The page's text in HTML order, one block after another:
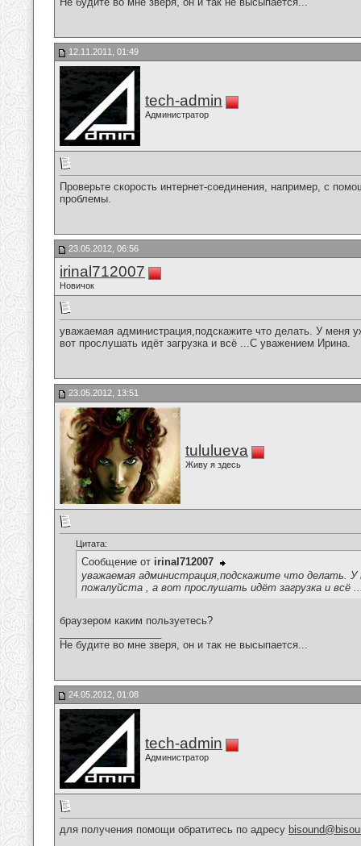
12.11.2011, 01:49
tech-admin
Администратор
Проверьте скорость интернет-соединения, например, с
проблемы.
23.05.2012, 06:56
irinal712007
Новичок
уважаемая администрация,подскажите что делать. У меня
вот прослушать идёт загрузка и всё ...С уважением Ирина.
23.05.2012, 13:51
tululueva
Живу я здесь
Цитата:
Сообщение от irinal712007
уважаемая администрация,подскажите что делать. У
пожалуйста , а вот прослушать идёт загрузка и всё
браузером каким пользуетесь?
Не будите во мне зверя, он и так не высыпается...
24.05.2012, 01:08
tech-admin
Администратор
для получения помощи обратитесь по адресу